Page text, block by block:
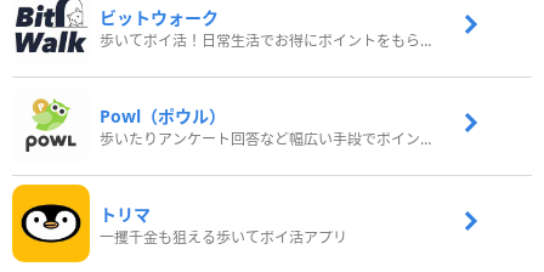
ビットウォーク
歩いてポイ活！日常生活でお得にポイントをもらおう
Powl（ポウル）
歩いたりアンケート回答など幅広い手段でポイントをゲット
トリマ
一攫千金も狙える歩いてポイ活アプリ